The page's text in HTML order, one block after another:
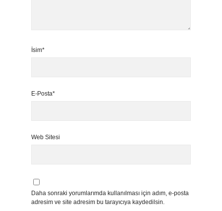
İsim*
E-Posta*
Web Sitesi
Daha sonraki yorumlarımda kullanılması için adım, e-posta
adresim ve site adresim bu tarayıcıya kaydedilsin.